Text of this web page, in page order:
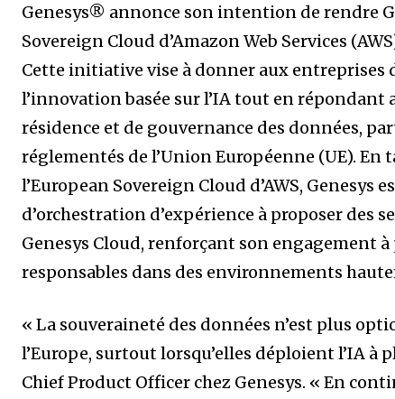
Genesys® annonce son intention de rendre
Sovereign Cloud d’Amazon Web Services
Cette initiative vise à donner aux entreprises
l’innovation basée sur l’IA tout en répondant
résidence et de gouvernance des données,
réglementés de l’Union Européenne (UE).
l’European Sovereign Cloud d’AWS,
d’orchestration d’expérience à proposer des
Genesys Cloud, renforçant son engagement
responsables dans des environnements
« La souveraineté des données n’est plus
l’Europe, surtout lorsqu’elles déploient l’IA à
Chief Product Officer chez Genesys. « En